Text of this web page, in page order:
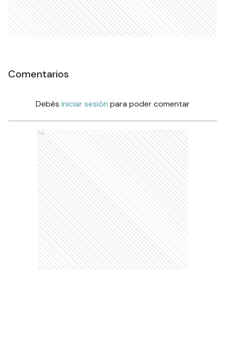
Comentarios
Debés iniciar sesión para poder comentar
Ads